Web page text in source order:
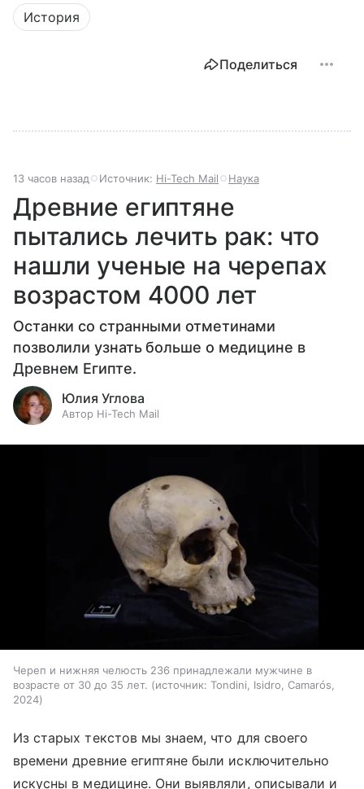
История
Поделиться
13 часов назад Источник: Hi-Tech Mail Наука
Древние египтяне
пытались лечить рак: что
нашли ученые на черепах
возрастом 4000 лет
Останки со странными отметинами
позволили узнать больше о медицине в
Древнем Египте.
Юлия Углова
Автор Hi-Tech Mail
Череп и нижняя челюсть 236 принадлежали мужчине в
возрасте от 30 до 35 лет.
источник: Tondini, Isidro, Camarós,
2024
Из старых текстов мы знаем, что для своего
времени древние египтяне были исключительно
искусны в медицине. Они выявляли, описывали и